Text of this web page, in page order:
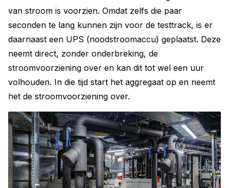
van stroom is voorzien. Omdat zelfs die paar
seconden te lang kunnen zijn voor de testtrack, is er
daarnaast een UPS (noodstroomaccu) geplaatst. Deze
neemt direct, zonder onderbreking, de
stroomvoorziening over en kan dit tot wel een uur
volhouden. In die tijd start het aggregaat op en neemt
het de stroomvoorziening over.